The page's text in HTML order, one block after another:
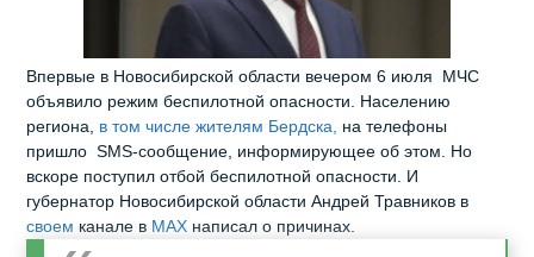
Впервые в Новосибирской области вечером 6 июля МЧС
объявило режим беспилотной опасности. Населению
региона, в том числе жителям Бердска,
на телефоны
пришло SMS-сообщение, информирующее об этом. Но
вскоре поступил отбой беспилотной опасности. И
губернатор Новосибирской области Андрей Травников в
своем канале в MAX написал о причинах.